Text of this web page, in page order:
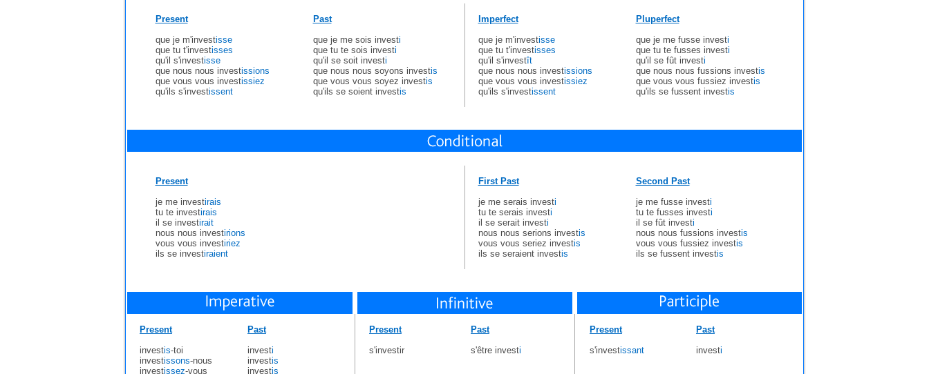
Present
que je m'investisse
que tu t'investisses
qu'il s'investisse
que nous nous investissions
que vous vous investissiez
qu'ils s'investissent
Past
que je me sois investi
que tu te sois investi
qu'il se soit investi
que nous nous soyons investis
que vous vous soyez investis
qu'ils se soient investis
Imperfect
que je m'investisse
que tu t'investisses
qu'il s'investît
que nous nous investissions
que vous vous investissiez
qu'ils s'investissent
Pluperfect
que je me fusse investi
que tu te fusses investi
qu'il se fût investi
que nous nous fussions investis
que vous vous fussiez investis
qu'ils se fussent investis
Present
je me investirais
tu te investirais
il se investirait
nous nous investirions
vous vous investiriez
ils se investiraient
First Past
je me serais investi
tu te serais investi
il se serait investi
nous nous serions investis
vous vous seriez investis
ils se seraient investis
Second Past
je me fusse investi
tu te fusses investi
il se fût investi
nous nous fussions investis
vous vous fussiez investis
ils se fussent investis
Present
investis-toi
investissons-nous
investissez-vous
Past
investi
investis
investis
Present
s'investir
Past
s'être investi
Present
s'investissant
Past
investi